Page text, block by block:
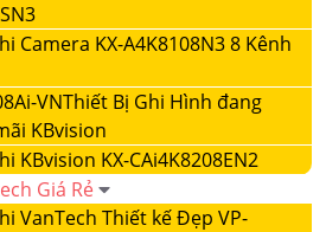
Camera KX-A4K8108N3 8 Kênh
VNThiết Bị Ghi Hình đang
KBvision
KBvision KX-CAi4K8208EN2
Giá Rẻ
VanTech Thiết kế Đẹp VP-